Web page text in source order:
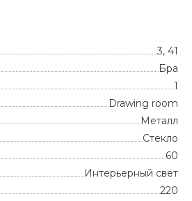
3, 41
Бра
1
Drawing room
Металл
Стекло
60
Интерьерный свет
220